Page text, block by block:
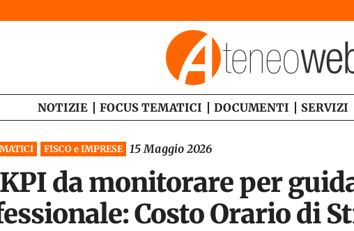
NOTIZIE FOCUS TEMATICI DOCUMENTI SERVIZI
FISCO e IMPRESE 15 Maggio 2026
da monitorare per
Costo Orario di